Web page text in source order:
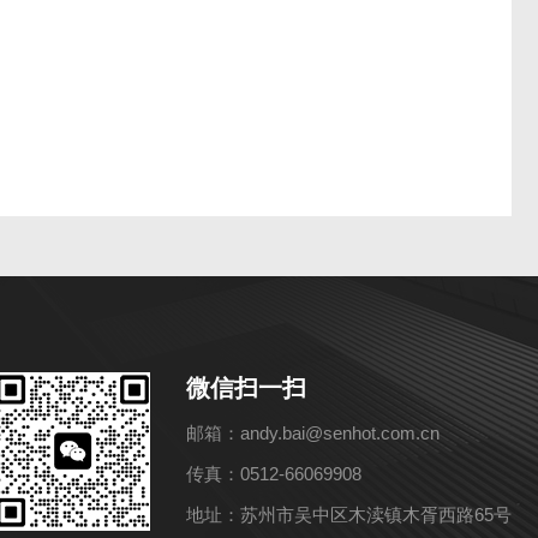
微信扫一扫
邮箱：andy.bai@senhot.com.cn
传真：0512-66069908
地址：苏州市吴中区木渎镇木胥西路65号